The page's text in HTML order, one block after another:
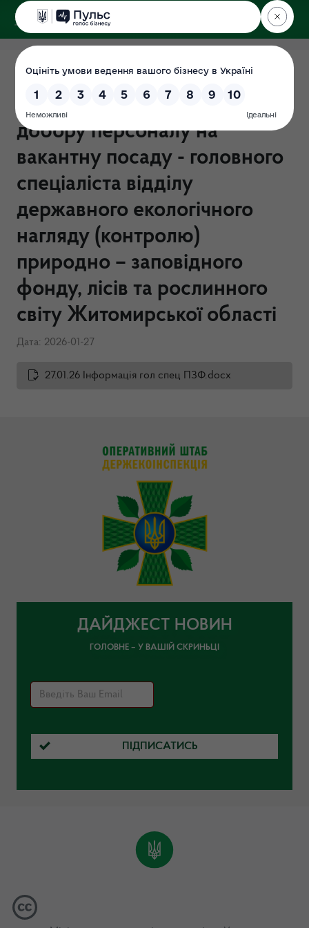
ДЕРЖЕКОІНСПЕКЦІЯ
Поліського округу
ІНФОРМАЦІЯ про
переможця за результатами
добору персоналу на
вакантну посаду - головного
спеціаліста відділу
державного екологічного
нагляду (контролю)
природно – заповідного
фонду, лісів та рослинного
світу Житомирської області
Дата: 2026-01-27
27.01.26 Інформація гол спец ПЗФ.docx
ДАЙДЖЕСТ НОВИН
ГОЛОВНЕ – У ВАШІЙ СКРИНЬЦІ
ПІДПИСАТИСЬ